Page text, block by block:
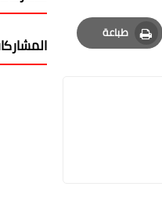
طباعة
Print